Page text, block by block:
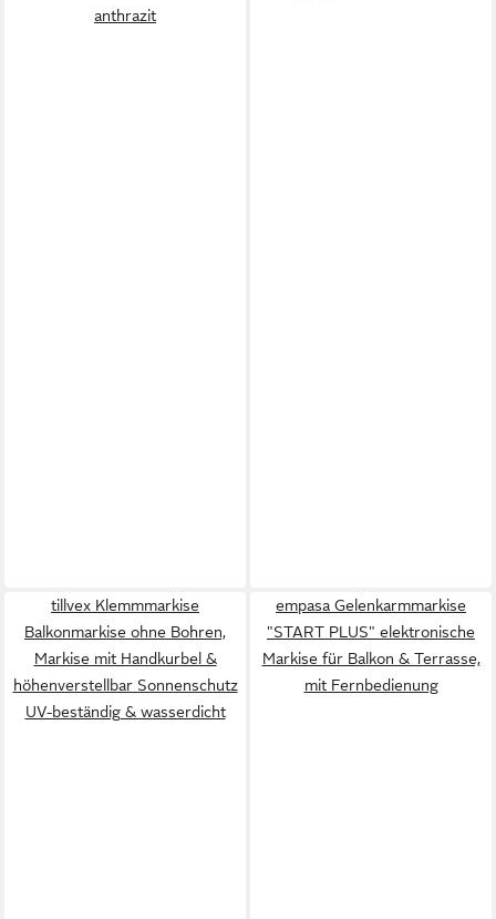
anthrazit
tillvex Klemmmarkise
Balkonmarkise ohne Bohren,
Markise mit Handkurbel &
höhenverstellbar Sonnenschutz
UV-beständig & wasserdicht
empasa Gelenkarmmarkise
"START PLUS" elektronische
Markise für Balkon & Terrasse,
mit Fernbedienung